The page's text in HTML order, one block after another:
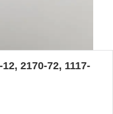
2170-72, 1117-